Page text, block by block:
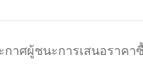
กาศผู้ชนะการเสนอราคา